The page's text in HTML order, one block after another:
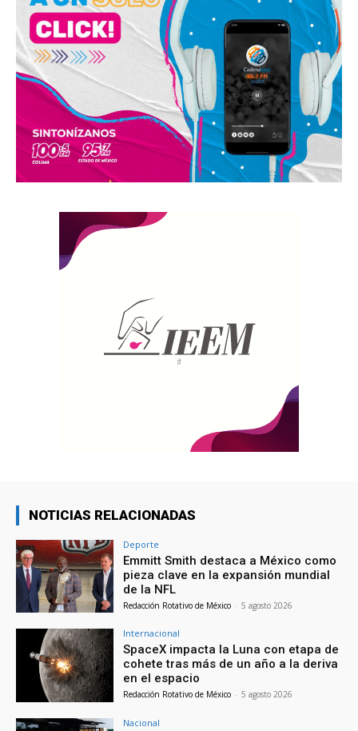
NOTICIAS RELACIONADAS
Deporte
Emmitt Smith destaca a México como
pieza clave en la expansión mundial
de la NFL
Redacción Rotativo de México - 5 agosto 2026
Internacional
SpaceX impacta la Luna con etapa de
cohete tras más de un año a la deriva
en el espacio
Redacción Rotativo de México - 5 agosto 2026
Nacional